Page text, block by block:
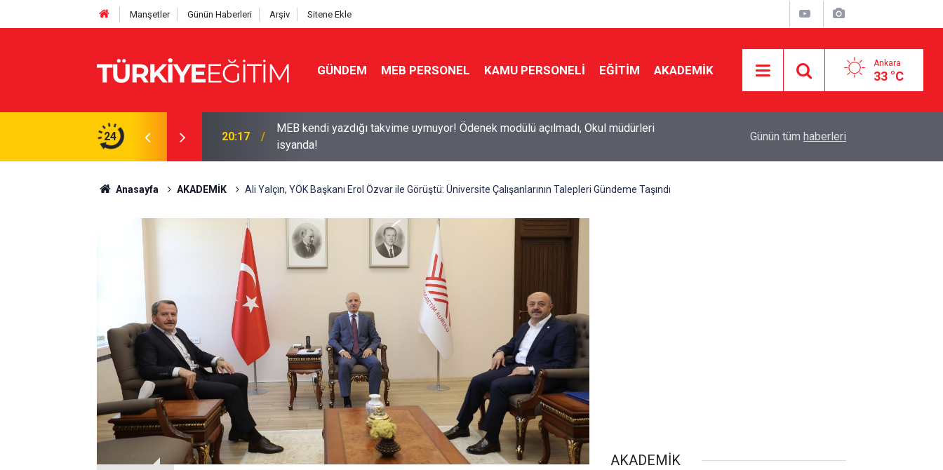
Manşetler Günün Haberleri Arşiv Sitene Ekle
GÜNDEM MEB PERSONEL KAMU PERSONELİ EĞİTİM AKADEMİK Ankara
33 °C
24
Ödenek modülü açılmadı, Okul müdürleri
19:50 2026-2027 ücretli öğretmenlik: Kimler başvurabilir, nasıl yapılır? Ücretli öğretmenlere kadro yok! Bakan Tekin
Günün tüm haberleri
Anasayfa AKADEMİK Ali Yalçın, YÖK Başkanı Erol Özvar ile Görüştü: Üniversite Çalışanlarının Talepleri Gündeme Taşındı
AKADEMİK